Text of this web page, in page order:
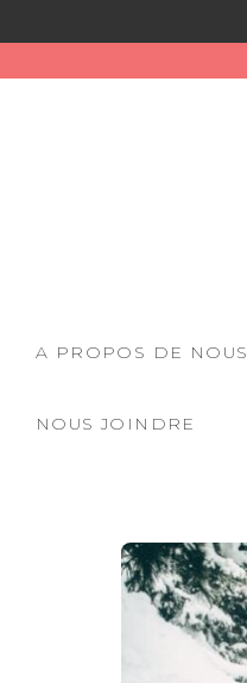
A PROPOS DE NOUS
NOUS JOINDRE